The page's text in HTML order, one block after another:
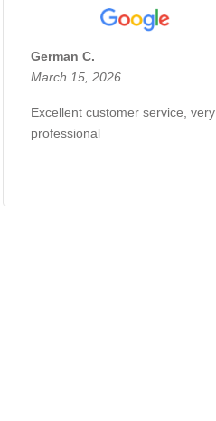
German C.
March 15, 2026
Excellent customer service, very
professional